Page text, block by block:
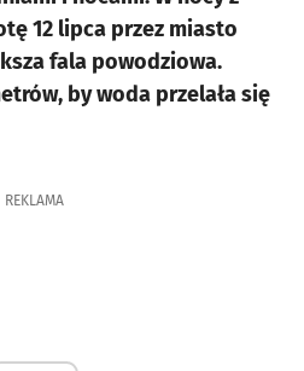
12 lipca przez miasto
fala powodziowa.
by woda przelała się
REKLAMA